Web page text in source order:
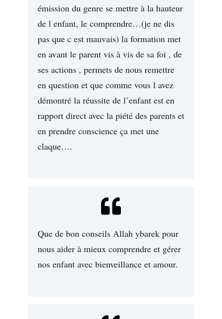
émission du genre se mettre à la hauteur
de l enfant, le comprendre…(je ne dis
pas que c est mauvais) la formation met
en avant le parent vis à vis de sa foi , de
ses actions , permets de nous remettre
en question et que comme vous l avez
démontré la réussite de l’enfant est en
rapport direct avec la piété des parents et
en prendre conscience ça met une
claque….
Que de bon conseils Allah ybarek pour
nous aider à mieux comprendre et gérer
nos enfant avec bienveillance et amour.